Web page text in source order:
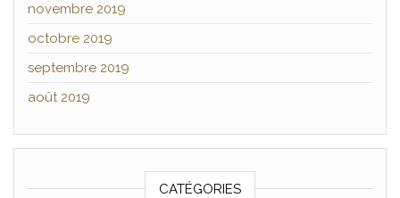
novembre 2019
octobre 2019
septembre 2019
août 2019
CATÉGORIES